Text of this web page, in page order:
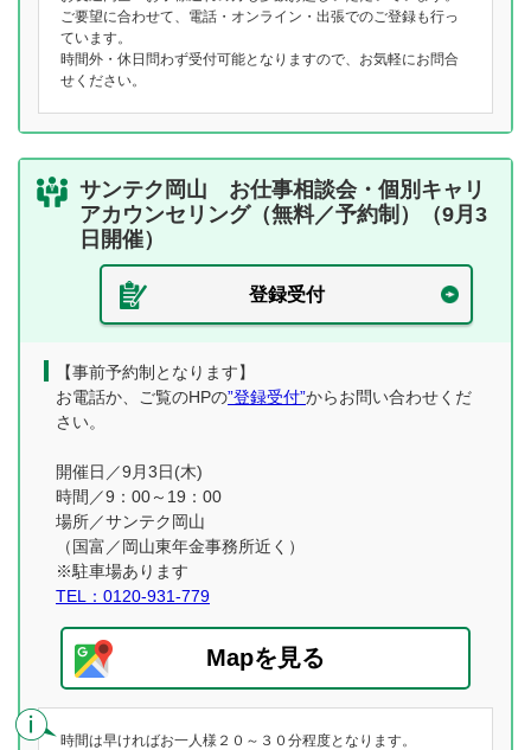
ご要望に合わせて、電話・オンライン・出張でのご登録も行っ
ています。
時間外・休日問わず受付可能となりますので、お気軽にお問合
せください。
サンテク岡山 お仕事相談会・個別キャリ
アカウンセリング（無料／予約制）（9月3
日開催）
登録受付
【事前予約制となります】
お電話か、ご覧のHPの”登録受付”からお問い合わせくだ
さい。
開催日／9月3日(木)
時間／9：00～19：00
場所／サンテク岡山
（国富／岡山東年金事務所近く）
※駐車場あります
TEL：0120-931-779
Mapを見る
時間は早ければお一人様２０～３０分程度となります。